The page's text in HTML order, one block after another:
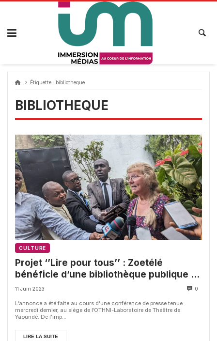
Passer
Étiquette : bibliotheque
BIBLIOTHEQUE
CULTURE
Projet ‘’Lire pour tous’’ : Zoetélé
bénéficie d’une bibliothèque publique et
gratuite
11 Juin 2023 0
L’annonce a été faite au cours d’une conférence de presse tenue
mercredi dernier, au siège de l’OTHNI-Laboratoire de Théâtre de
Yaoundé. De l’imp...
LIRE LA SUITE